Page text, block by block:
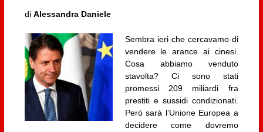
di Alessandra Daniele
Sembra ieri che cercavamo di
vendere le arance ai cinesi.
Cosa abbiamo venduto
stavolta? Ci sono stati
promessi 209 miliardi fra
prestiti e sussidi condizionati.
Però sarà l’Unione Europea a
decidere come dovremo